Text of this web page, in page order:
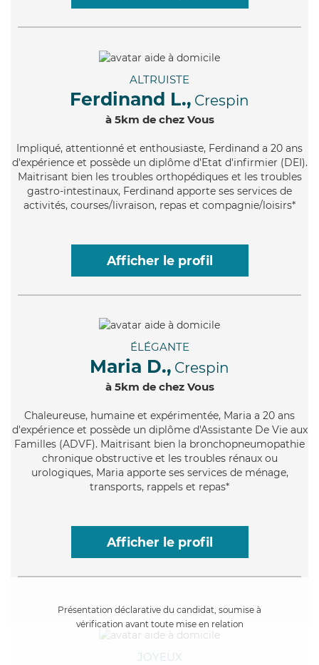
ALTRUISTE
Ferdinand L., Crespin
à 5km de chez Vous
Impliqué, attentionné et enthousiaste, Ferdinand a 20 ans
d'expérience et possède un diplôme d'Etat d'infirmier (DEI).
Maitrisant bien les troubles orthopédiques et les troubles
gastro-intestinaux, Ferdinand apporte ses services de
activités, courses/livraison, repas et compagnie/loisirs*
Afficher le profil
ÉLÉGANTE
Maria D., Crespin
à 5km de chez Vous
Chaleureuse, humaine et expérimentée, Maria a 20 ans
d'expérience et possède un diplôme d'Assistante De Vie aux
Familles (ADVF). Maitrisant bien la bronchopneumopathie
chronique obstructive et les troubles rénaux ou
urologiques, Maria apporte ses services de ménage,
transports, rappels et repas*
Afficher le profil
Présentation déclarative du candidat, soumise à
vérification avant toute mise en relation
JOYEUX